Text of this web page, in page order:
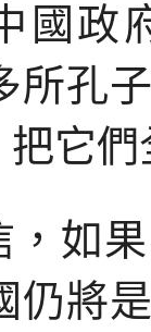
國政
所孔
它
，如
仍將